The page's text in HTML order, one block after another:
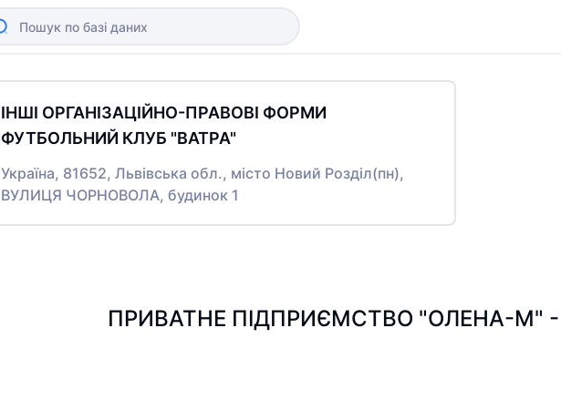
ІНШІ ОРГАНІЗАЦІЙНО-ПРАВОВІ ФОРМИ
ФУТБОЛЬНИЙ КЛУБ "ВАТРА"
Україна, 81652, Львівська обл., місто Новий Розділ(пн),
ВУЛИЦЯ ЧОРНОВОЛА, будинок 1
ПРИВАТНЕ ПІДПРИЄМСТВО "ОЛЕНА-М" -